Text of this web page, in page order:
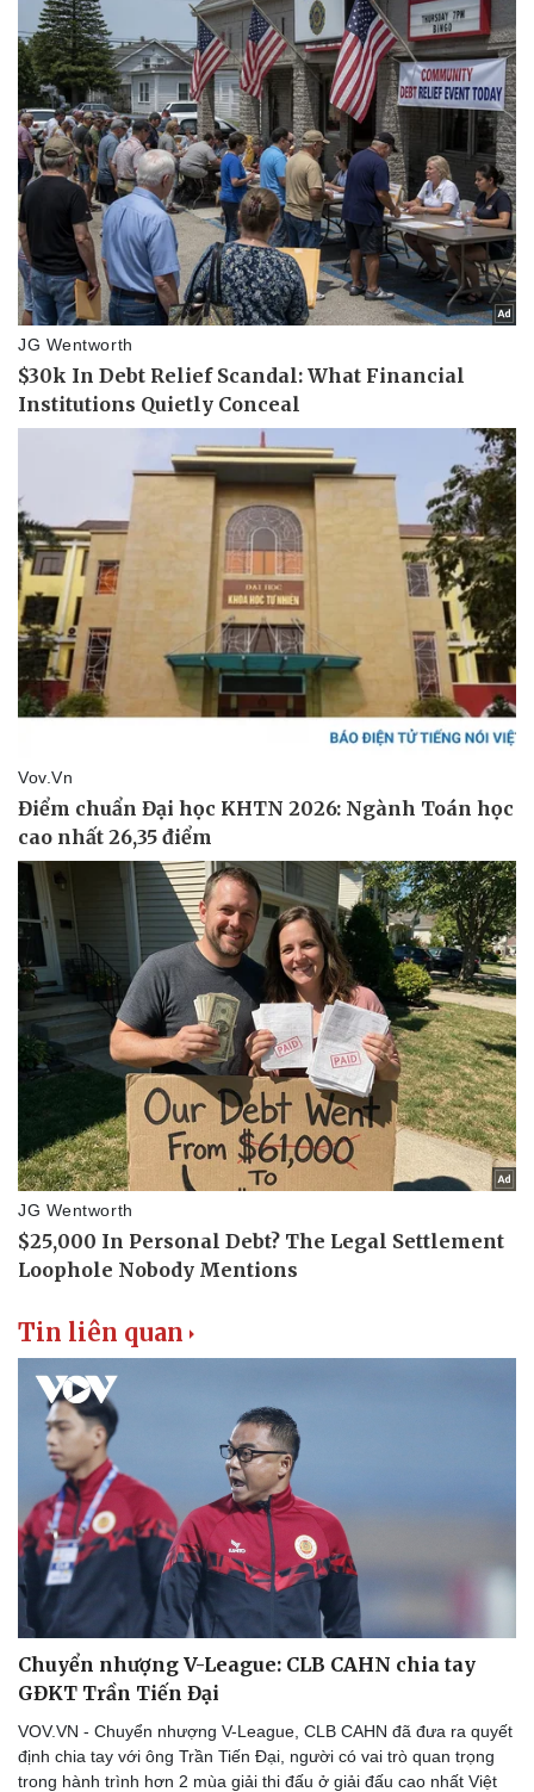
Pháp luật
Vụ án
Tin nóng
Tư vấn luật
Quân sự - Quốc phòng
Việt Nam
Phân tích
Tin liên quan
Chuyển nhượng V-League: CLB CAHN chia tay
GĐKT Trần Tiến Đại
VOV.VN - Chuyển nhượng V-League, CLB CAHN đã đưa ra quyết
định chia tay với ông Trần Tiến Đại, người có vai trò quan trọng
trong hành trình hơn 2 mùa giải thi đấu ở giải đấu cao nhất Việt